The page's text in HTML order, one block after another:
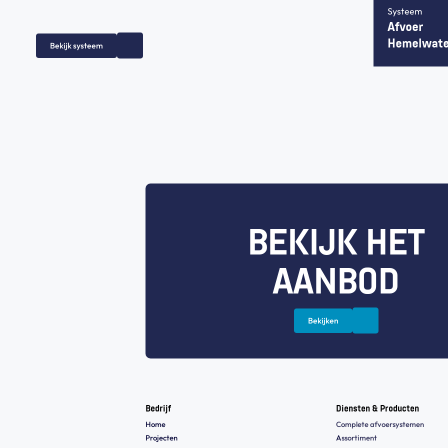
Bekijk systeem
Systeem
Afvoer
BEKIJK HET
AANBOD
Bekijken
Bedrijf
Home
Projecten
Diensten & Producten
Complete afvoersystemen
Assortiment